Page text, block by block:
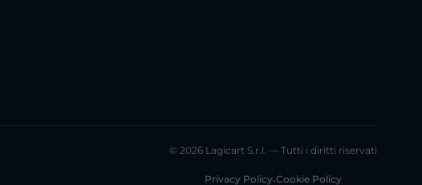
© 2026 Lagicart S.r.l. — Tutti i diritti riservati
Privacy Policy•Cookie Policy